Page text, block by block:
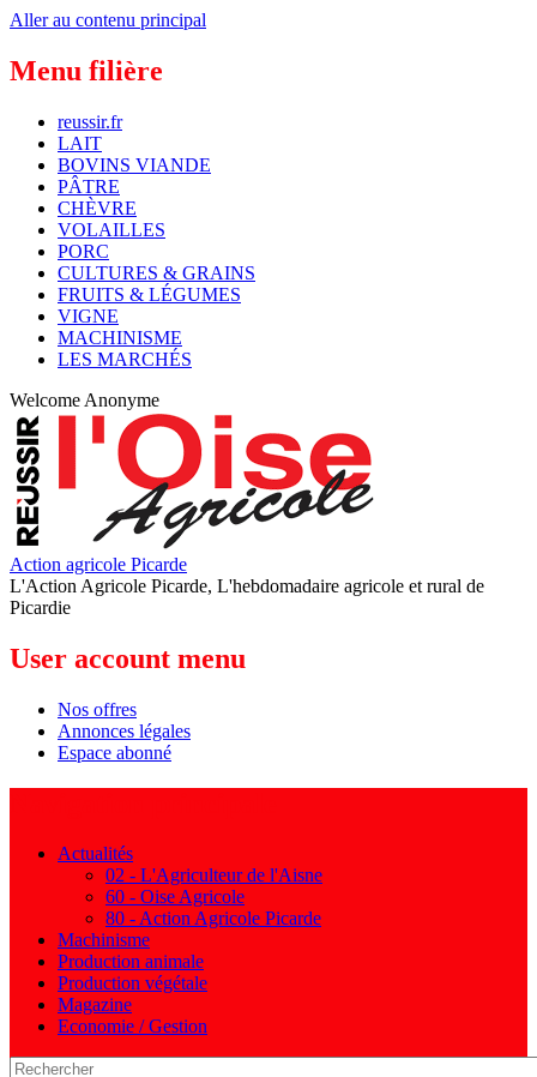
Aller au contenu principal
Menu filière
reussir.fr
LAIT
BOVINS VIANDE
PÂTRE
CHÈVRE
VOLAILLES
PORC
CULTURES & GRAINS
FRUITS & LÉGUMES
VIGNE
MACHINISME
LES MARCHÉS
Welcome Anonyme
Action agricole Picarde
L'Action Agricole Picarde, L'hebdomadaire agricole et rural de
Picardie
User account menu
Nos offres
Annonces légales
Espace abonné
Actualités
02 - L'Agriculteur de l'Aisne
60 - Oise Agricole
80 - Action Agricole Picarde
Machinisme
Production animale
Production végétale
Magazine
Economie / Gestion